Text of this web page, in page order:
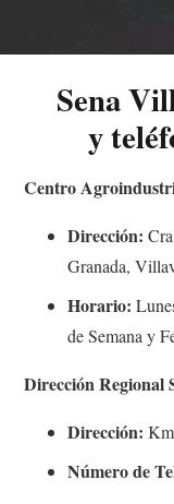
Sena
y
Centro
Dirección:
Granada,
Horario:
de Semana y
Dirección Regional
Dirección:
Número de